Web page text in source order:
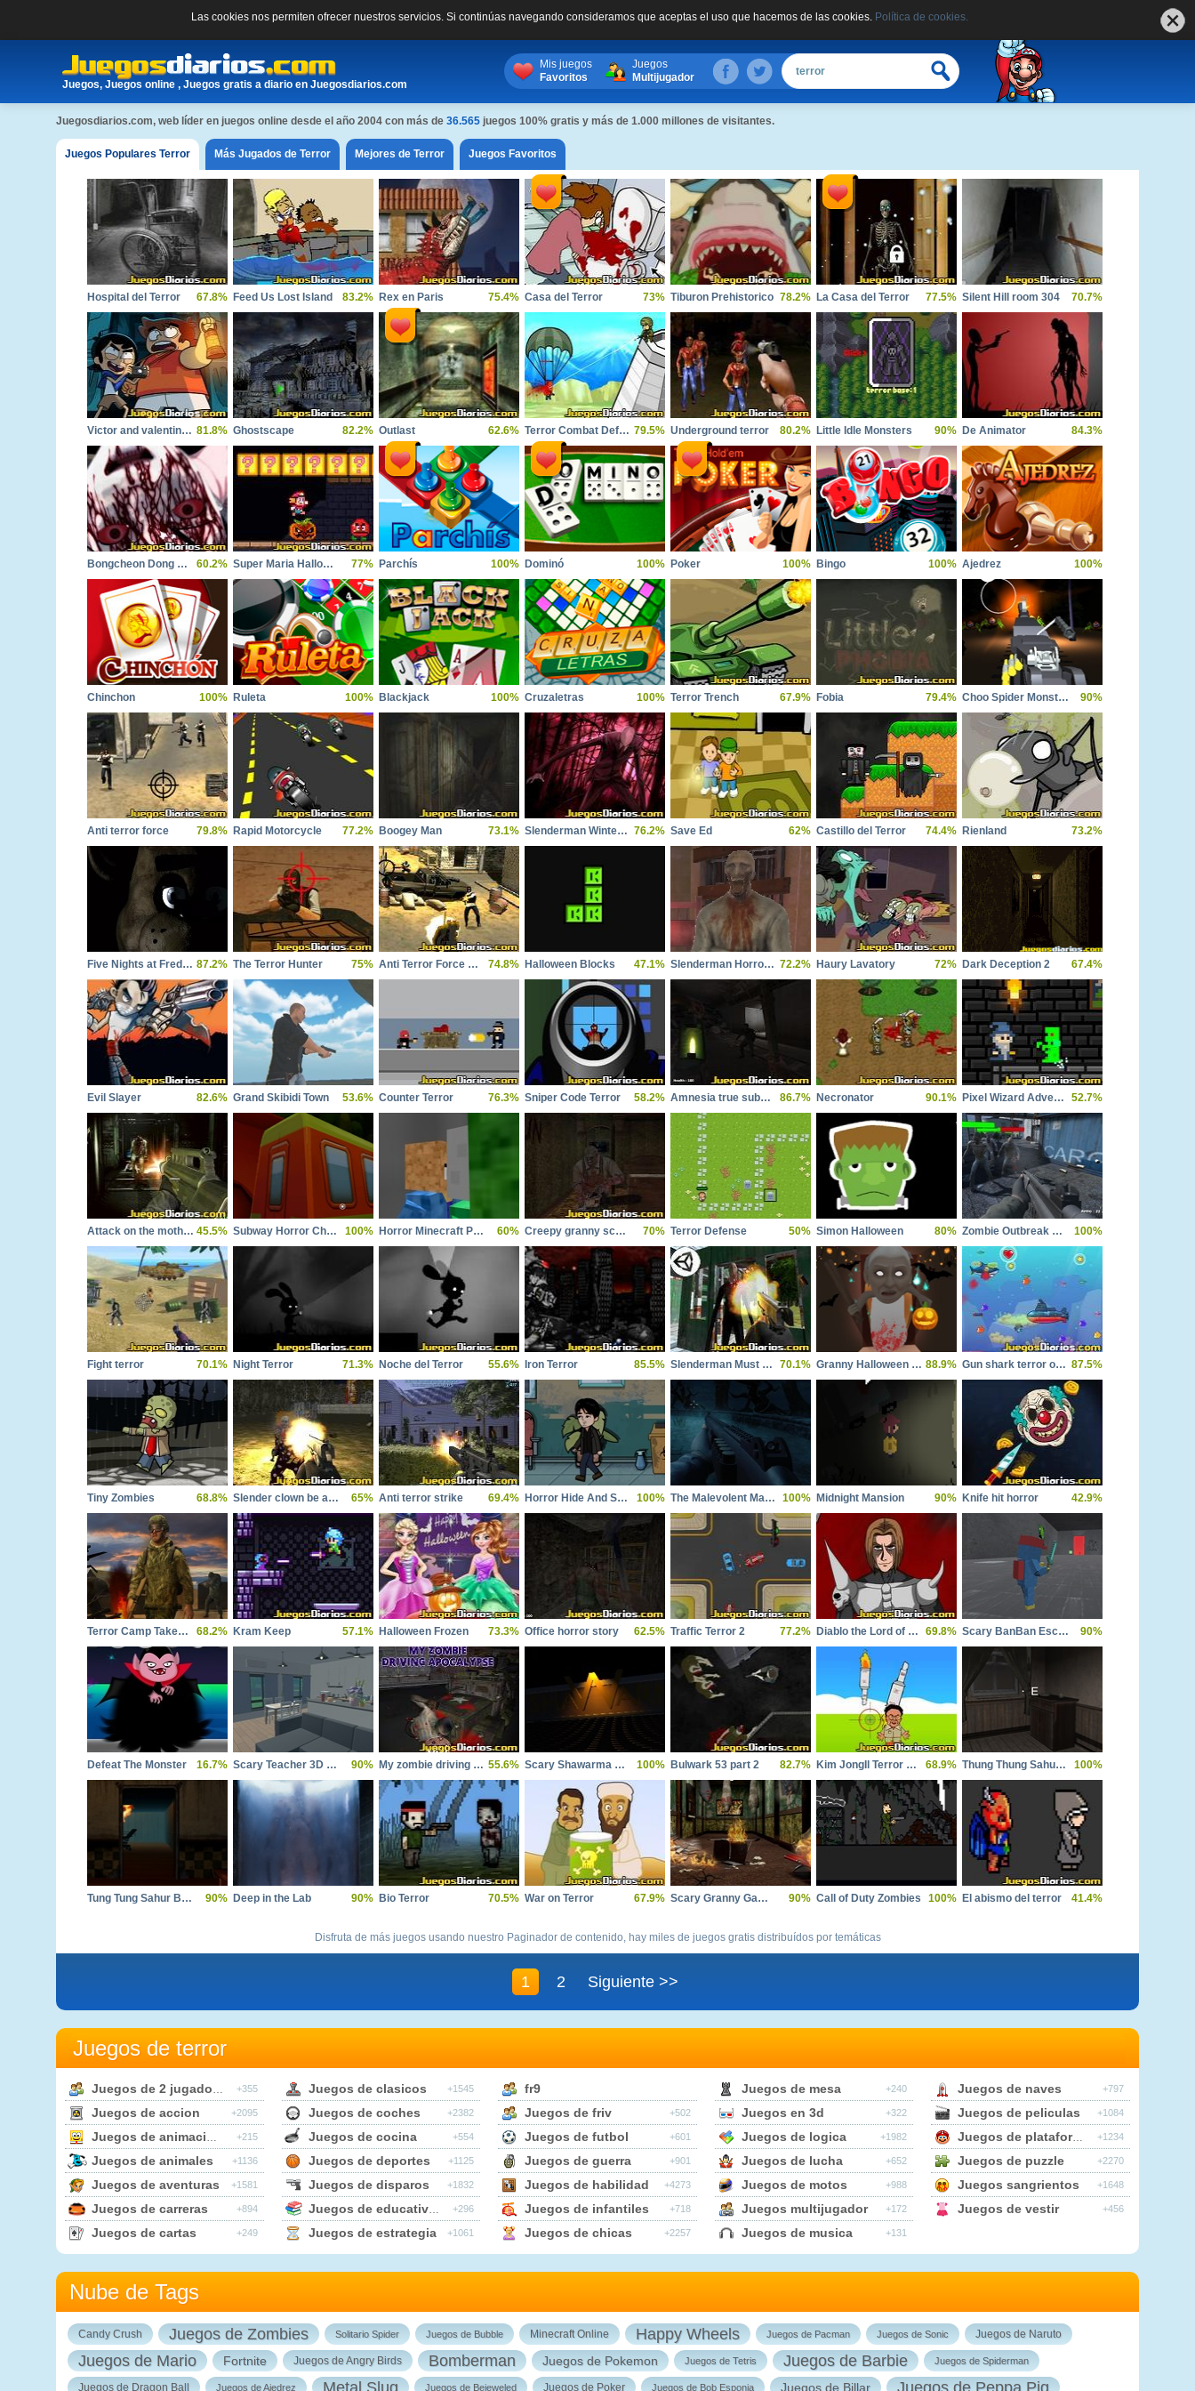
Las cookies nos permiten ofrecer nuestros servicios. Si continúas navegando consideramos que aceptas el uso que hacemos de las cookies. Política de cookies.
Juegos, Juegos online , Juegos gratis a diario en Juegosdiarios.com
Mis juegos
Favoritos
Juegos
Multijugador
Juegosdiarios.com, web líder en juegos online desde el año 2004 con más de 36.565 juegos 100% gratis y más de 1.000 millones de visitantes.
Juegos Populares Terror Más Jugados de Terror Mejores de Terror Juegos Favoritos
Hospital del Terror 67.8% Feed Us Lost Island 83.2% Rex en Paris 75.4% Casa del Terror 73% Tiburon Prehistorico 78.2% La Casa del Terror 77.5% Silent Hill room 304 70.7%
Victor and valentino taco terror 81.8% Ghostscape 82.2% Outlast 62.6% Terror Combat Defense 79.5% Underground terror 80.2% Little Idle Monsters 90% De Animator 84.3%
Bongcheon Dong Ghost 60.2% Super Maria Halloween 77% Parchís 100% Dominó 100% Poker 100% Bingo 100% Ajedrez 100%
Chinchon 100% Ruleta 100% Blackjack 100% Cruzaletras 100% Terror Trench 67.9% Fobia 79.4% Choo Spider Monster Train 90%
Anti terror force 79.8% Rapid Motorcycle 77.2% Boogey Man 73.1% Slenderman Winter Edition 76.2% Save Ed 62% Castillo del Terror 74.4% Rienland 73.2%
Five Nights at Freddys 87.2% The Terror Hunter 75% Anti Terror Force Recharged 74.8% Halloween Blocks 47.1% Slenderman Horror Story Madhouse 72.2% Haury Lavatory 72% Dark Deception 2 67.4%
Evil Slayer 82.6% Grand Skibidi Town 53.6% Counter Terror 76.3% Sniper Code Terror 58.2% Amnesia true subway horror 86.7% Necronator 90.1% Pixel Wizard Adventure 52.7%
Attack on the mothership 45.5% Subway Horror Chapter 1 100% Horror Minecraft Partytime 60% Creepy granny scary freddy 70% Terror Defense 50% Simon Halloween 80% Zombie Outbreak Survive 100%
Fight terror 70.1% Night Terror 71.3% Noche del Terror 55.6% Iron Terror 85.5% Slenderman Must Die Silent Forest 70.1% Granny Halloween House 88.9% Gun shark terror of deep wate 87.5%
Tiny Zombies 68.8% Slender clown be afraid of it 65% Anti terror strike 69.4% Horror Hide And Seek 100% The Malevolent Mansion of Evil 100% Midnight Mansion 90% Knife hit horror 42.9%
Terror Camp Takedown 68.2% Kram Keep 57.1% Halloween Frozen 73.3% Office horror story 62.5% Traffic Terror 2 77.2% Diablo the Lord of Terror 69.8% Scary BanBan Escape 90%
Defeat The Monster 16.7% Scary Teacher 3D Returns 90% My zombie driving apocalypse 55.6% Scary Shawarma Kiosk The Anomaly 100% Bulwark 53 part 2 82.7% Kim JongIl Terror Gnome 68.9% Thung Thung Sahur Night Escape 100%
Tung Tung Sahur Burning Desire 90% Deep in the Lab 90% Bio Terror 70.5% War on Terror 67.9% Scary Granny Games Ghost Games 90% Call of Duty Zombies 100% El abismo del terror 41.4%
Disfruta de más juegos usando nuestro Paginador de contenido, hay miles de juegos gratis distribuídos por temáticas
1 2 Siguiente >>
Juegos de terror
Juegos de 2 jugadores +355
Juegos de accion +2095
Juegos de animaciones +215
Juegos de animales +1136
Juegos de aventuras +1581
Juegos de carreras +894
Juegos de cartas +249
Juegos de clasicos +1545
Juegos de coches +2382
Juegos de cocina +554
Juegos de deportes +1125
Juegos de disparos +1832
Juegos de educativos +296
Juegos de estrategia +1061
fr9
Juegos de friv
+502
Juegos de futbol +601
Juegos de guerra +901
Juegos de habilidad +4273
Juegos de infantiles +718
Juegos de chicas +2257
Juegos de mesa +240
Juegos en 3d +322
Juegos de logica +1982
Juegos de lucha +652
Juegos de motos +988
Juegos multijugador +172
Juegos de musica +131
Juegos de naves +797
Juegos de peliculas +1084
Juegos de plataformas +1234
Juegos de puzzle +2270
Juegos sangrientos +1648
Juegos de vestir +456
Nube de Tags
Candy Crush Juegos de Zombies Solitario Spider Juegos de Bubble Minecraft Online Happy Wheels Juegos de Pacman Juegos de Sonic Juegos de Naruto
Juegos de Mario Fortnite Juegos de Angry Birds Bomberman Juegos de Pokemon Juegos de Tetris Juegos de Barbie Juegos de Spiderman
Juegos de Dragon Ball Juegos de Ajedrez Metal Slug Juegos de Bejeweled Juegos de Poker Juegos de Bob Esponja Juegos de Billar Juegos de Peppa Pig